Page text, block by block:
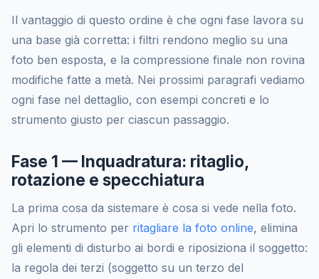
Il vantaggio di questo ordine è che ogni fase lavora su
una base già corretta: i filtri rendono meglio su una
foto ben esposta, e la compressione finale non rovina
modifiche fatte a metà. Nei prossimi paragrafi vediamo
ogni fase nel dettaglio, con esempi concreti e lo
strumento giusto per ciascun passaggio.
Fase 1 — Inquadratura: ritaglio,
rotazione e specchiatura
La prima cosa da sistemare è cosa si vede nella foto.
Apri lo strumento per ritagliare la foto online, elimina
gli elementi di disturbo ai bordi e riposiziona il soggetto:
la regola dei terzi (soggetto su un terzo del